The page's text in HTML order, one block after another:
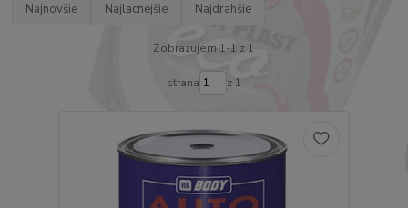
Najnovšie Najlacnejšie Najdrahšie
Zobrazujem 1-1 z 1
strana z 1